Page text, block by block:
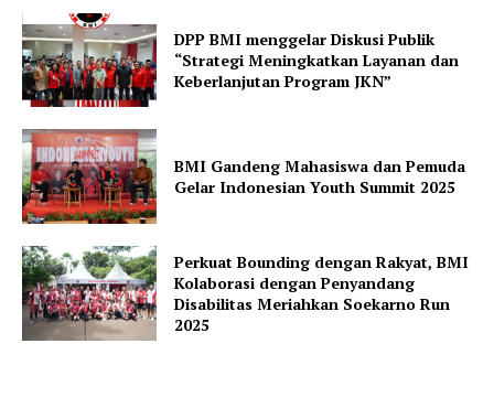
DPP BMI menggelar Diskusi Publik
“Strategi Meningkatkan Layanan dan
Keberlanjutan Program JKN”
BMI Gandeng Mahasiswa dan Pemuda
Gelar Indonesian Youth Summit 2025
Perkuat Bounding dengan Rakyat, BMI
Kolaborasi dengan Penyandang
Disabilitas Meriahkan Soekarno Run
2025